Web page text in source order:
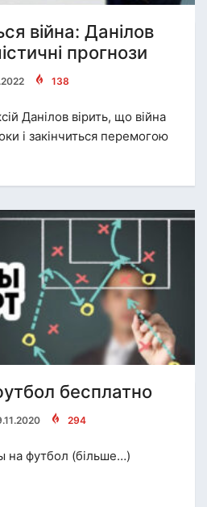
війна: Данілов
прогнози
138
Данілов вірить, що війна
і закінчиться перемогою
бесплатно
294
на футбол (більше…)